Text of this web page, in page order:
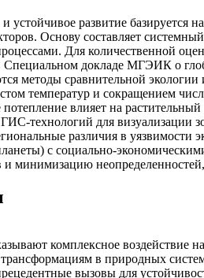
устойчивое развитие
Основу составляет
Для количественной
докладе МГЭИК о
методы сравнительной
температур и сокращением
влияет на
технологий для визуализации
различия в уязвимости
с социально-
минимизацию
комплексное
в природных
вызовы для